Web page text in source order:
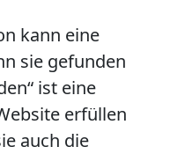
kann eine
sie gefunden
ist eine
erfüllen
auch die